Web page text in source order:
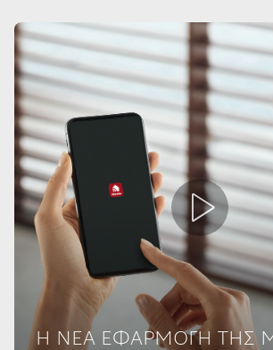
Η ΝΕΑ ΕΦΑΡΜΟΓΗ ΤΗΣ